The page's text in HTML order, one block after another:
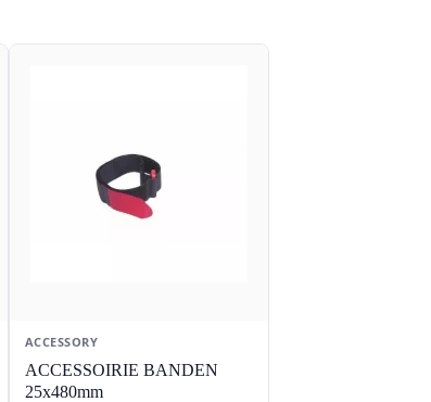
ACCESSORY
ACCESSOIRIE BANDEN
25x480mm